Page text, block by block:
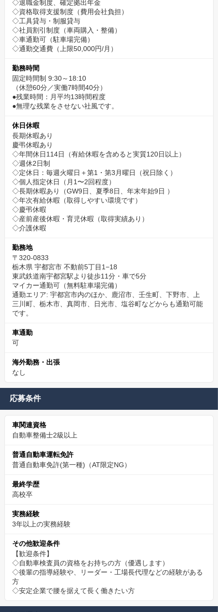
◇退職金制度、確定拠出年金
◇資格取得支援制度（費用会社負担）
◇工具貸与・制服貸与
◇社員割引制度（車両購入・整備）
◇車通勤可（駐車場完備）
◇通勤交通費（上限50,000円/月）
勤務時間
固定時間制 9:30～18:10
（休憩60分／実働7時間40分）
●残業時間：月平均13時間程度
●無理な残業をさせない社風です。
休日休暇
長期休暇あり
慶弔休暇あり
◇年間休日114日（有給休暇を含めると実質120日以上）
◇週休2日制
◇定休日：毎週火曜日＋第1・第3月曜日（祝日除く）
◇個人指定休日（月1〜2回程度）
◇長期休暇あり（GW9日、夏季8日、年末年始9日 ）
◇年次有給休暇（取得しやすい環境です）
◇慶弔休暇
◇産前産後休暇・育児休暇（取得実績あり）
◇介護休暇
勤務地
〒320-0833
栃木県 宇都宮市 不動前5丁目1−18
東武鉄道南宇都宮駅より徒歩11分・車で5分
マイカー通勤可（無料駐車場完備）
通勤エリア: 宇都宮市内のほか、鹿沼市、壬生町、下野市、上
三川町、栃木市、真岡市、日光市、塩谷町などからも通勤可能
です。
車通勤
可
海外勤務・出張
なし
応募条件
車関連資格
自動車整備士2級以上
普通自動車運転免許
普通自動車免許(第一種)（AT限定NG）
最終学歴
高校卒
実務経験
3年以上の実務経験
その他歓迎条件
【歓迎条件】
◇自動車検査員の資格をお持ちの方（優遇します）
◇後輩の指導経験や、リーダー・工場長代理などの経験がある
方
◇安定企業で腰を据えて長く働きたい方